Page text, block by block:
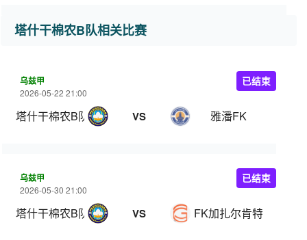
塔什干棉农B队相关比赛
乌兹甲
2026-05-22 21:00
塔什干棉农B队 VS 雅潘FK
已结束
乌兹甲
2026-05-30 21:00
塔什干棉农B队 VS FK加扎尔肯特
已结束